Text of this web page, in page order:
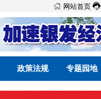
 网站首页 
政策法规 专题园地